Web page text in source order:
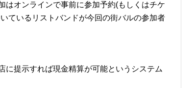
はオンラインで事前に参加予約(もしくはチケ
ているリストバンドが今回の街バルの参加者
に提示すれば現金精算が可能というシステム